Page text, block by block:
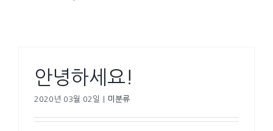
안녕하세요!
2020년 03월 02일 미분류